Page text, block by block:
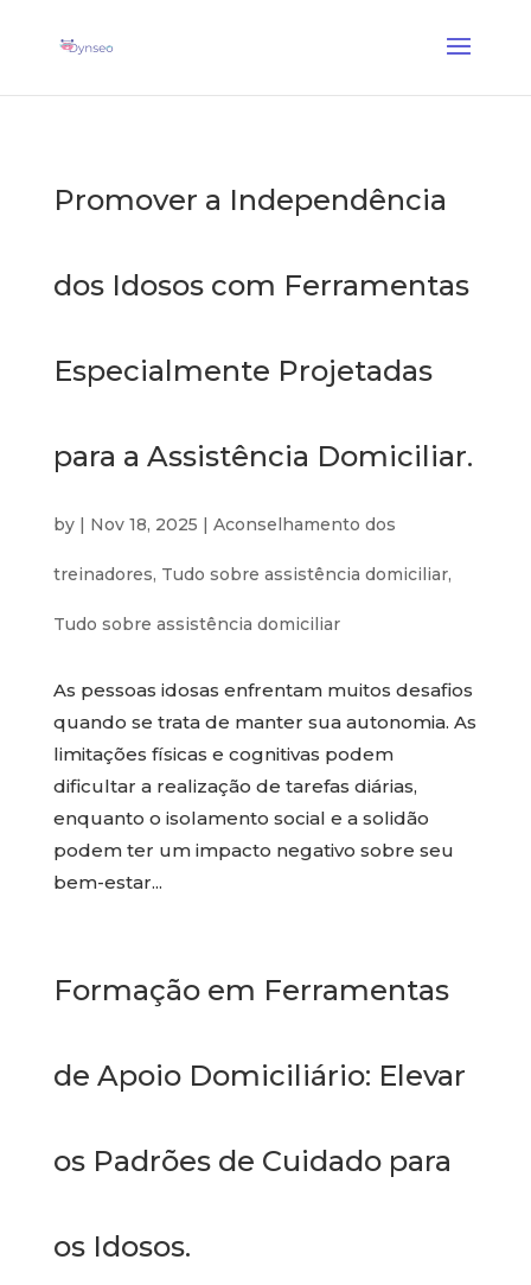
Promover a Independência
dos Idosos com Ferramentas
Especialmente Projetadas
para a Assistência Domiciliar.
by | Nov 18, 2025 | Aconselhamento dos
treinadores, Tudo sobre assistência domiciliar,
Tudo sobre assistência domiciliar
As pessoas idosas enfrentam muitos desafios
quando se trata de manter sua autonomia. As
limitações físicas e cognitivas podem
dificultar a realização de tarefas diárias,
enquanto o isolamento social e a solidão
podem ter um impacto negativo sobre seu
bem-estar...
Formação em Ferramentas
de Apoio Domiciliário: Elevar
os Padrões de Cuidado para
os Idosos.